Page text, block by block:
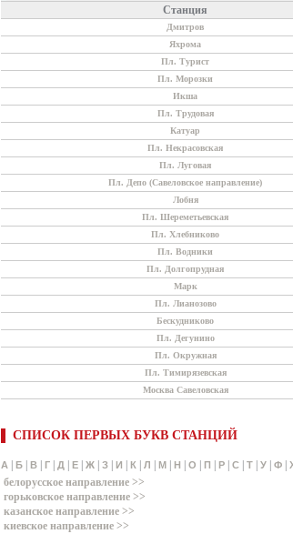
Станция
Дмитров
Яхрома
Пл. Турист
Пл. Морозки
Икша
Пл. Трудовая
Катуар
Пл. Некрасовская
Пл. Луговая
Пл. Депо (Савеловское направление)
Лобня
Пл. Шереметьевская
Пл. Хлебниково
Пл. Водники
Пл. Долгопрудная
Марк
Пл. Лианозово
Бескудниково
Пл. Дегунино
Пл. Окружная
Пл. Тимирязевская
Москва Савеловская
СПИСОК ПЕРВЫХ БУКВ СТАНЦИЙ
А Б В Г Д Е Ж З И К Л М Н О П Р С Т У Ф
белорусское направление >>
горьковское направление >>
казанское направление >>
киевское направление >>